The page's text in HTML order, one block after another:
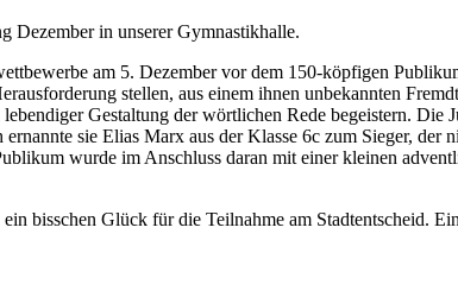
Dezember in unserer Gymnastikhalle.
am 5. Dezember vor dem 150-köpfigen
stellen, aus einem ihnen unbekannten
Gestaltung der wörtlichen Rede begeistern. Die
sie Elias Marx aus der Klasse 6c zum Sieger, der
wurde im Anschluss daran mit einer kleinen
bisschen Glück für die Teilnahme am Stadtentscheid.